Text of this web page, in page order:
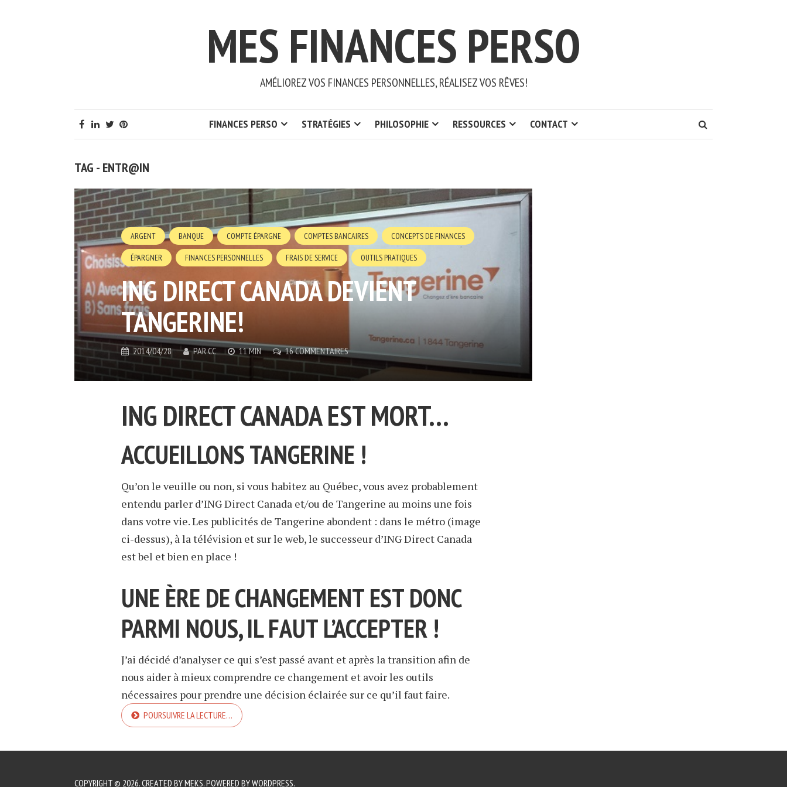
MES FINANCES PERSO
AMÉLIOREZ VOS FINANCES PERSONNELLES, RÉALISEZ VOS RÊVES!
FINANCES PERSO STRATÉGIES PHILOSOPHIE RESSOURCES CONTACT
TAG - ENTR@IN
ARGENT BANQUE COMPTE ÉPARGNE COMPTES BANCAIRES CONCEPTS DE FINANCES
ÉPARGNER FINANCES PERSONNELLES FRAIS DE SERVICE OUTILS PRATIQUES
ING DIRECT CANADA DEVIENT
TANGERINE!
2014/04/28 PARCC 11 MIN 16 COMMENTAIRES
ING DIRECT CANADA EST MORT…
ACCUEILLONS TANGERINE !
Qu’on le veuille ou non, si vous habitez au Québec, vous avez probablement
entendu parler d’ING Direct Canada et/ou de Tangerine au moins une fois
dans votre vie. Les publicités de Tangerine abondent : dans le métro (image
ci-dessus), à la télévision et sur le web, le successeur d’ING Direct Canada
est bel et bien en place !
UNE ÈRE DE CHANGEMENT EST DONC
PARMI NOUS, IL FAUT L’ACCEPTER !
J’ai décidé d’analyser ce qui s’est passé avant et après la transition afin de
nous aider à mieux comprendre ce changement et avoir les outils
nécessaires pour prendre une décision éclairée sur ce qu’il faut faire.
POURSUIVRE LA LECTURE…
COPYRIGHT © 2026. CREATED BYMEKS. POWERED BYWORDPRESS.